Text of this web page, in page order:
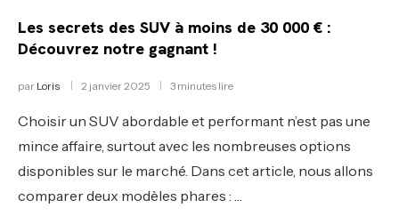
Les secrets des SUV à moins de 30 000 € :
Découvrez notre gagnant !
par Loris 2 janvier 2025 3 minutes lire
Choisir un SUV abordable et performant n’est pas une
mince affaire, surtout avec les nombreuses options
disponibles sur le marché. Dans cet article, nous allons
comparer deux modèles phares : …